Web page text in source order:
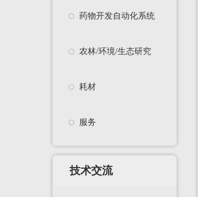
药物开发自动化系统
农林/环境/生态研究
耗材
服务
技术交流